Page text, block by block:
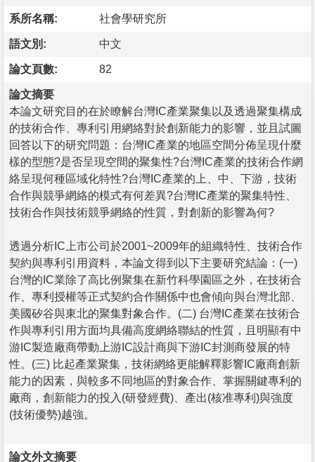
系所名稱: 社會學研究所
語文別: 中文
論文頁數: 82
論文摘要
本論文研究目的在於瞭解台灣IC產業聚集以及透過聚集構成
的技術合作、專利引用網絡對於創新能力的影響，並且試圖
回答以下的研究問題：台灣IC產業的地區空間分佈呈現什麼
樣的型態?是否呈現空間的聚集性?台灣IC產業的技術合作網
絡呈現何種區域化特性?台灣IC產業的上、中、下游，技術
合作與競爭網絡的模式有何差異?台灣IC產業的聚集特性、
技術合作與技術競爭網絡的性質，對創新的影響為何?
透過分析IC上市公司於2001~2009年的組織特性、技術合作
契約與專利引用資料，本論文得到以下主要研究結論：(一)
台灣的IC業除了高比例聚集在新竹科學園區之外，在技術合
作、專利授權等正式契約合作關係中也會傾向與台灣北部、
美國矽谷與東北的聚集對象合作。(二) 台灣IC產業在技術合
作與專利引用方面均具備高度網絡聯結的性質，且明顯有中
游IC製造廠商帶動上游IC設計商與下游IC封測商發展的特
性。(三) 比起產業聚集，技術網絡更能解釋影響IC廠商創新
能力的因素，與較多不同地區的對象合作、掌握關鍵專利的
廠商，創新能力的投入(研發經費)、產出(核准專利)與強度
(技術優勢)越強。
論文外文摘要